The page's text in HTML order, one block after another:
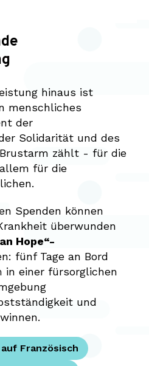
hinaus ist
menschliches
der
Solidarität und des
zählt - für die
für die
Spenden können
überwunden
Hope“-
fünf Tage an Bord
in einer fürsorglichen
und
Französisch